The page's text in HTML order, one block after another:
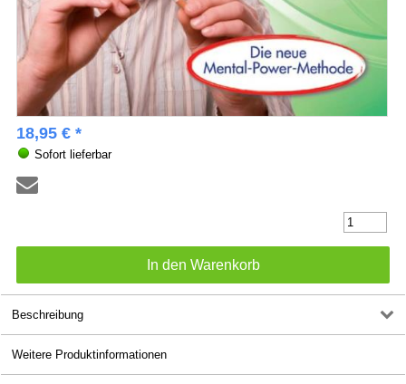
18,95 € *
Sofort lieferbar
Beschreibung
Weitere Produktinformationen